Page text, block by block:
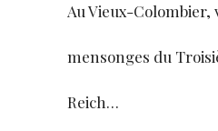
Au Vieux-Colombier,
mensonges du